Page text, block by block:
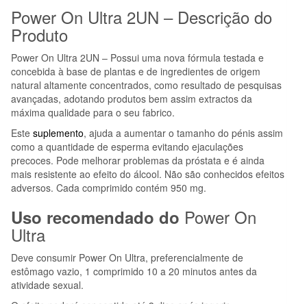
Power On Ultra 2UN – Descrição do
Produto
Power On Ultra 2UN – Possui uma nova fórmula testada e
concebida à base de plantas e de ingredientes de origem
natural altamente concentrados, como resultado de pesquisas
avançadas, adotando produtos bem assim extractos da
máxima qualidade para o seu fabrico.
Este suplemento, ajuda a aumentar o tamanho do pénis assim
como a quantidade de esperma evitando ejaculações
precoces. Pode melhorar problemas da próstata e é ainda
mais resistente ao efeito do álcool. Não são conhecidos efeitos
adversos. Cada comprimido contém 950 mg.
Uso recomendado do Power On
Ultra
Deve consumir Power On Ultra, preferencialmente de
estômago vazio, 1 comprimido 10 a 20 minutos antes da
atividade sexual.